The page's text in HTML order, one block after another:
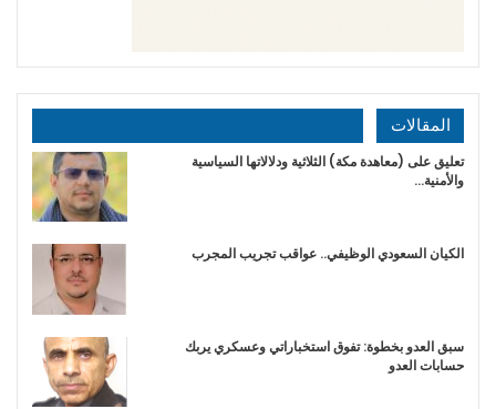
المقالات
تعليق على (معاهدة مكة) الثلاثية ودلالاتها السياسية
والأمنية…
الكيان السعودي الوظيفي.. عواقب تجريب المجرب
سبق العدو بخطوة: تفوق استخباراتي وعسكري يربك
حسابات العدو